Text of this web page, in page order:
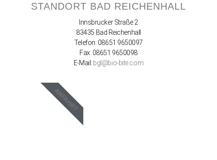
STANDORT BAD REICHENHALL
Innsbrucker Straße 2
83435 Bad Reichenhall
Telefon: 08651 9650097
Fax: 08651 9650098
E-Mail: bgl@bio-bite.com
ANFAHRT